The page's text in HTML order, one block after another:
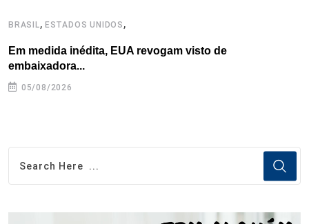
BRASIL, ESTADOS UNIDOS ,
Em medida inédita, EUA revogam visto de
embaixadora...
05/08/2026